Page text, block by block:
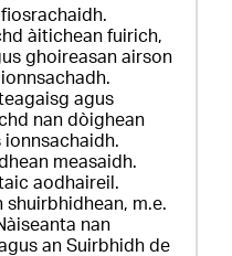
àitichean fuirich,
ghoireasan airson
agus
nan dòighean
ionnsachaidh.
measaidh.
aodhaireil.
shuirbhidhean, m.e.
nan
an Suirbhidh de